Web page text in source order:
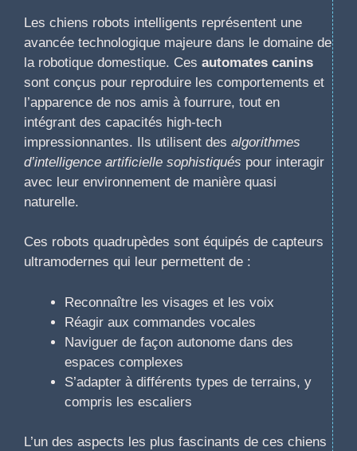
Les chiens robots intelligents représentent une
avancée technologique majeure dans le domaine de
la robotique domestique. Ces automates canins
sont conçus pour reproduire les comportements et
l’apparence de nos amis à fourrure, tout en
intégrant des capacités high-tech
impressionnantes. Ils utilisent des algorithmes
d’intelligence artificielle sophistiqués pour interagir
avec leur environnement de manière quasi
naturelle.
Ces robots quadrupèdes sont équipés de capteurs
ultramodernes qui leur permettent de :
Reconnaître les visages et les voix
Réagir aux commandes vocales
Naviguer de façon autonome dans des
espaces complexes
S’adapter à différents types de terrains, y
compris les escaliers
L’un des aspects les plus fascinants de ces chiens